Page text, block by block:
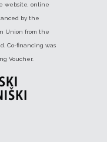
website, online
by the
Union from the
Co-financing was
Voucher.